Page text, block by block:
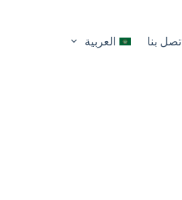
اتصل بنا العربية